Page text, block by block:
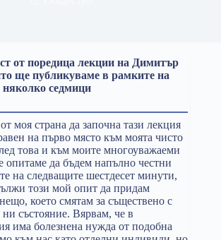
от поредица лекции на Димитър
ще публикуваме в рамките на
няколко седмици
моя страна да започна тази лекция
на първо място към моята чисто
това и към моите многоуважаеми
опитаме да бъдем напълно честни
на следващите шестдесет минути,
този мой опит да придам
което смятам за съществено с
състояние. Вярвам, че в
има болезнена нужда от подобна